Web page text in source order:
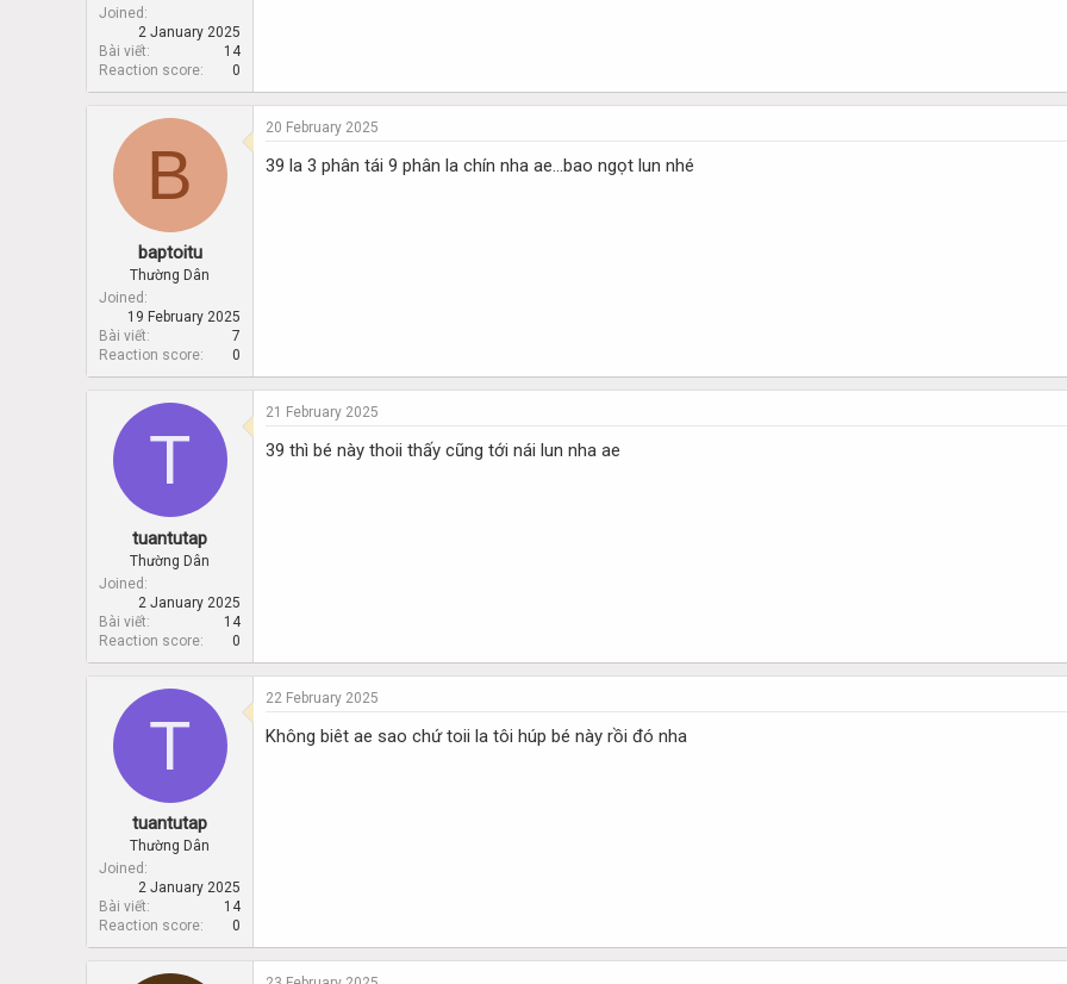
Joined
2 January 2025
Bài viết
14
Reaction score
0
B
baptoitu
Thường Dân
Joined
19 February 2025
Bài viết
7
Reaction score
0
20 February 2025
39 la 3 phân tái 9 phân la chín nha ae...bao ngọt lun nhé
T
tuantutap
Thường Dân
Joined
2 January 2025
Bài viết
14
Reaction score
0
21 February 2025
39 thì bé này thoii thấy cũng tới nái lun nha ae
T
tuantutap
Thường Dân
Joined
2 January 2025
Bài viết
14
Reaction score
0
22 February 2025
Không biêt ae sao chứ toii la tôi húp bé này rồi đó nha